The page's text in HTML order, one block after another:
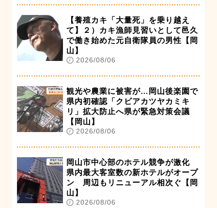
【養殖カキ「大量死」を乗り越え
て】２）カキ漁師見習いとして邑久
で働き始めた元自衛隊員の男性【岡
山】
2026/08/06
観光や農業に被害が…岡山後楽園で
県内初確認「クビアカツヤカミキ
リ」拡大防止へ県が緊急対策会議
【岡山】
2026/08/06
岡山市中心部のホテル競争が激化
県内最大客室数の新ホテルがオープ
ン 周辺もリニューアル相次ぐ【岡
山】
2026/08/06